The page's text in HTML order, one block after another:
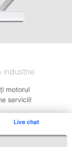
Live chat
industrie
motorul
servicii!